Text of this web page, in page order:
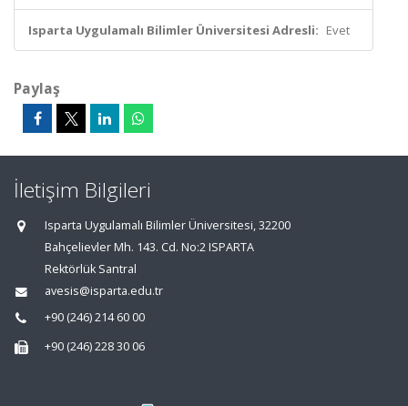
Isparta Uygulamalı Bilimler Üniversitesi Adresli: Evet
Paylaş
İletişim Bilgileri
Isparta Uygulamalı Bilimler Üniversitesi, 32200
Bahçelievler Mh. 143. Cd. No:2 ISPARTA
Rektörlük Santral
avesis@isparta.edu.tr
+90 (246) 214 60 00
+90 (246) 228 30 06